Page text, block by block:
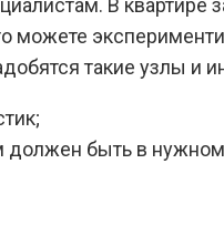
В квартире
такие узлы и
должен быть в